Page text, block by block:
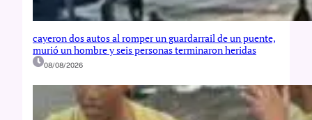
cayeron dos autos al romper un guardarrail de un puente,
murió un hombre y seis personas terminaron heridas
08/08/2026